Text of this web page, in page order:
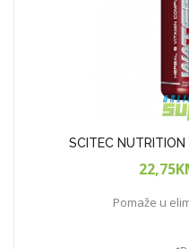
SCITEC
Pomaže u